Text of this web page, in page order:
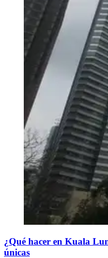
¿Qué hacer en Kuala
únicas